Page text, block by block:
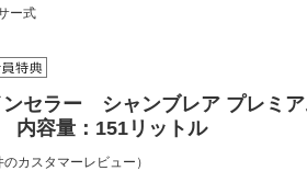
ー式
セラー シャンブレア プレミア
容量：151リットル
のカスタマーレビュー）